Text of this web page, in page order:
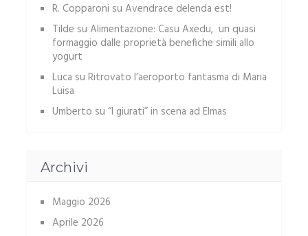
R. Copparoni su Avendrace delenda est!
Tilde su Alimentazione: Casu Axedu, un quasi
formaggio dalle proprietà benefiche simili allo
yogurt
Luca su Ritrovato l’aeroporto fantasma di Maria
Luisa
Umberto su “I giurati” in scena ad Elmas
Archivi
Maggio 2026
Aprile 2026